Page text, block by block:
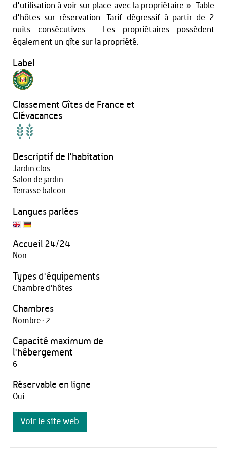
d'utilisation à voir sur place avec la propriétaire ». Table
d'hôtes sur réservation. Tarif dégressif à partir de 2
nuits consécutives . Les propriétaires possèdent
également un gîte sur la propriété.
Label
Classement Gîtes de France et
Clévacances
Descriptif de l'habitation
Jardin clos
Salon de jardin
Terrasse balcon
Langues parlées
Accueil 24/24
Non
Types d'équipements
Chambre d'hôtes
Chambres
Nombre : 2
Capacité maximum de
l'hébergement
6
Réservable en ligne
Oui
Voir le site web